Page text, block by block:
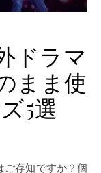
ドラマ
まま使
5選